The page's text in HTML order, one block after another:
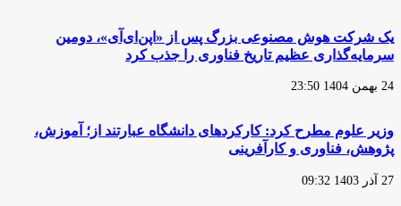
یک شرکت هوش مصنوعی بزرگ پس از «اپن‌ای‌آی»، دومین
سرمایه‌گذاری عظیم تاریخ فناوری را جذب کرد
24 بهمن 1404 23:50
وزیر علوم مطرح کرد: کارکردهای دانشگاه عبارتند از؛ آموزش،
پژوهش، فناوری و کارآفرینی
27 آذر 1403 09:32